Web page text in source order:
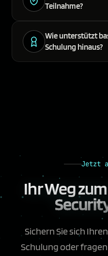
Teilnahme?
Wie unterstützt
Schulung hinaus?
Jetzt
Ihr Weg zum
Sichern Sie sich
Schulung oder